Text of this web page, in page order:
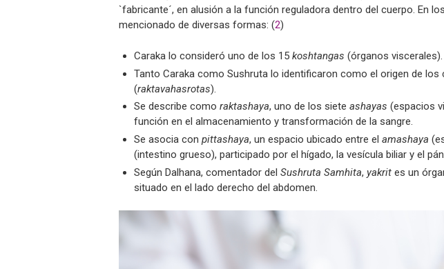
`fabricante´, en alusión a la función reguladora dentro del cuerpo. En
mencionado de diversas formas: (2)
Caraka lo consideró uno de los 15koshtangas (órganos viscerales).
Tanto Caraka como Sushruta lo identificaron como el origen de los
(raktavahasrotas).
Se describe comoraktashaya, uno de los sieteashayas (espacios
función en el almacenamiento y transformación de la sangre.
Se asocia conpittashaya, un espacio ubicado entre elamashaya
(intestino grueso), participado por el hígado, la vesícula biliar y el
Según Dalhana, comentador delSushruta Samhita,yakrit es un
situado en el lado derecho del abdomen.